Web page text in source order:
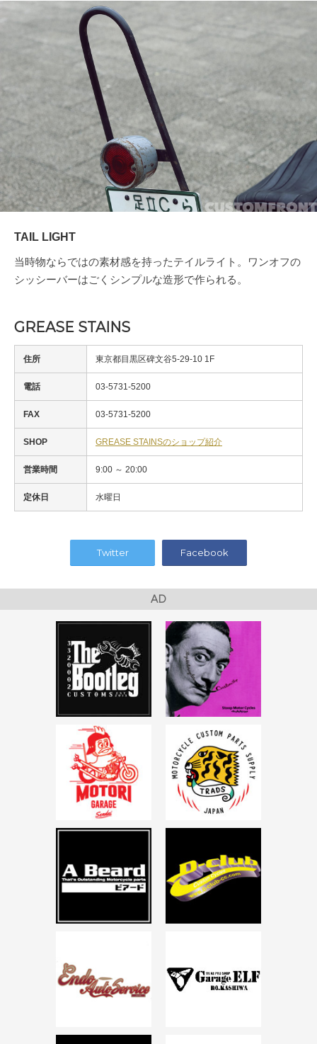
TAIL LIGHT
当時物ならではの素材感を持ったテイルライト。ワンオフの
シッシーバーはごくシンプルな造形で作られる。
GREASE STAINS
住所 東京都目黒区碑文谷5-29-10 1F
電話 03-5731-5200
FAX 03-5731-5200
SHOP GREASE STAINSのショップ紹介
営業時間 9:00 ～ 20:00
定休日 水曜日
Twitter Facebook
AD